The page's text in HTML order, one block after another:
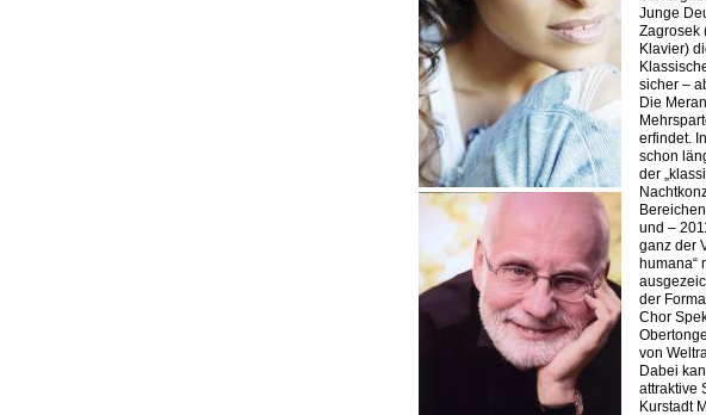
Junge
Zagrosek
Klavier)
sicher –
Die
erfindet.
schon
der
und –
ganz der
humana“
der
Chor
von
Dabei
attraktive
Kurstadt